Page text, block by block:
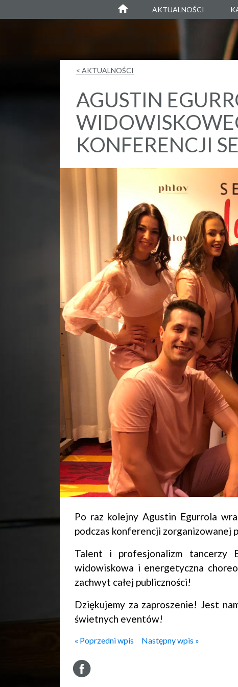
AKTUALNOŚCI
< AKTUALNOŚCI
AGUSTIN
KONFERENCJI
Po raz kolejny Agustin Egurrola
podczas konferencji zorganizowanej
Talent i profesjonalizm tancerzy
widowiskowa i energetyczna
zachwyt całej publiczności!
Dziękujemy za zaproszenie! Jest
świetnych eventów!
« Poprzedni wpis Następny wpis »